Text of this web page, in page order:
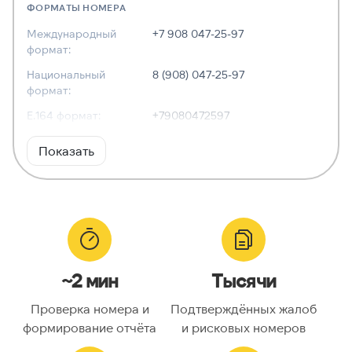
ФОРМАТЫ НОМЕРА
Международный
формат:
+7 908 047-25-97
Национальный
формат:
8 (908) 047-25-97
E.164 формат:
+79080472597
RFC3966
формат:
Тип номера:
Оператор связи:
Национальный
9080472597
Код страны:
Показать
~2 мин
Проверка номера и
формирование отчёта
Тысячи
Подтверждённых жалоб
и рисковых номеров